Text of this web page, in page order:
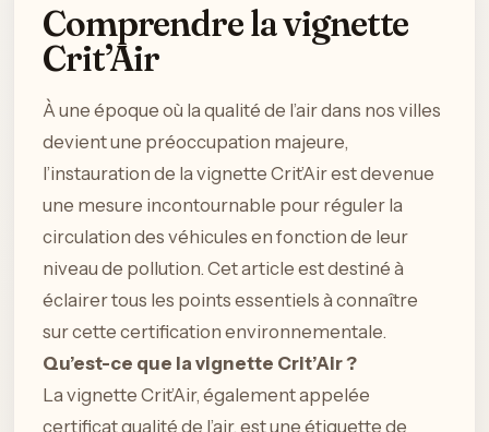
Comprendre la vignette
Crit’Air
À une époque où la qualité de l’air dans nos villes
devient une préoccupation majeure,
l’instauration de la vignette Crit’Air est devenue
une mesure incontournable pour réguler la
circulation des véhicules en fonction de leur
niveau de pollution. Cet article est destiné à
éclairer tous les points essentiels à connaître
sur cette certification environnementale.
Qu’est-ce que la vignette Crit’Air ?
La vignette Crit’Air, également appelée
certificat qualité de l’air, est une étiquette de